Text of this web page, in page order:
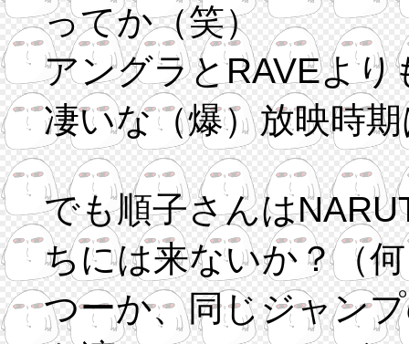
ってか（笑）
アングラとRAVEよ
凄いな（爆）放映時
でも順子さんは
ちには来ないか？（
つーか、同じジャン